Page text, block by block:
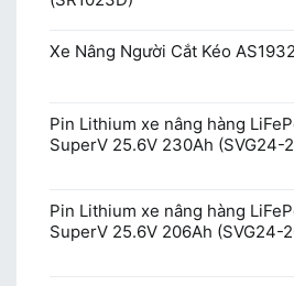
Xe Nâng Người Cắt Kéo
Pin Lithium xe nâng hàng
SuperV 25.6V 230Ah (SVG24-
Pin Lithium xe nâng hàng
SuperV 25.6V 206Ah (SVG24-